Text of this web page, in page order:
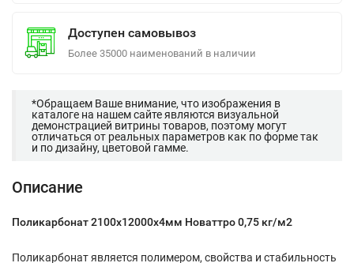
Доступен самовывоз
Более 35000 наименований в наличии
*Обращаем Ваше внимание, что изображения в
каталоге на нашем сайте являются визуальной
демонстрацией витрины товаров, поэтому могут
отличаться от реальных параметров как по форме так
и по дизайну, цветовой гамме.
Описание
Поликарбонат 2100х12000х4мм Новаттро 0,75 кг/м2
Поликарбонат является полимером, свойства и стабильность